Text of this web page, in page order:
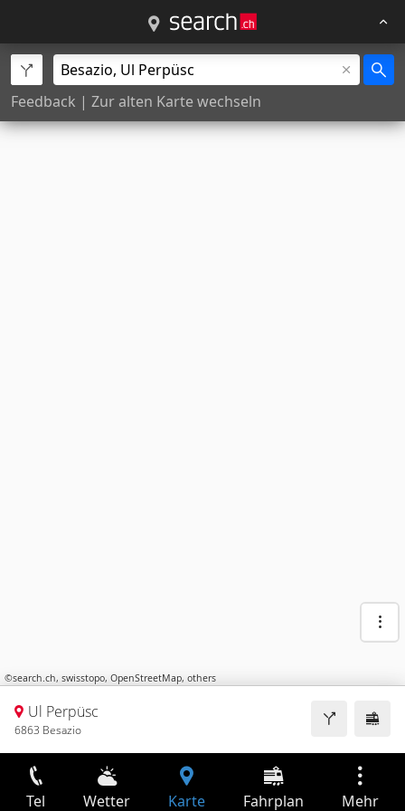
Feedback | Zur alten Karte wechseln
©search.ch, swisstopo, OpenStreetMap, others
Ul Perpüsc
6863 Besazio
Tel Wetter Karte Fahrplan Mehr